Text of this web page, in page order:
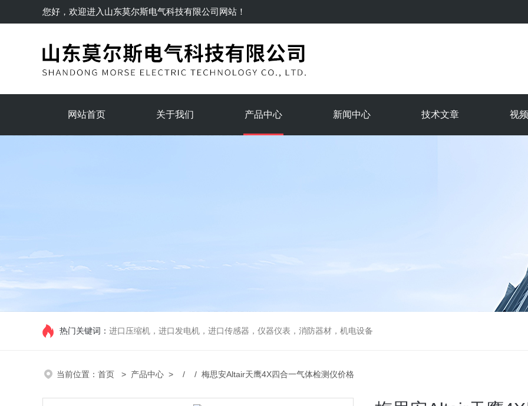
您好，欢迎进入 山东莫尔斯电气科技有限公司网站！
网站首页 关于我们 产品中心 新闻中心 技术文章 视
热门关键词： 进口压缩机，进口发电机，进口传感器，仪器仪表，消防器材，机电设备
当前位置： 首页 > 产品中心 > / / 梅思安Altair天鹰4X四合一气体检测仪价格